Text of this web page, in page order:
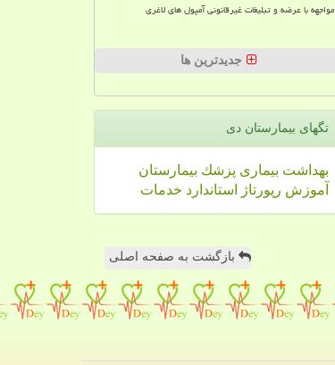
مواجهه با عرضه و تبلیغات غیرقانونی آمپول های لاغری
جدیدترین ها
تگهای بیمارستان دی
بهداشت بیماری پزشك بیمارستان
آموزش رپورتاژ استاندارد خدمات
بازگشت به صفحه اصلی